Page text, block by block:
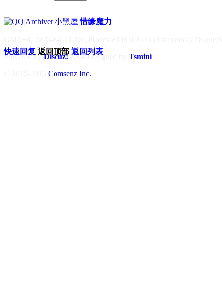
Archiver|小黑屋|惜缘魔力
Powered byDiscuz! X3.4Designed by Tsmini
Comsenz Inc.
快速回复 返回顶部 返回列表